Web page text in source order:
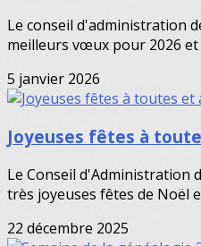
Le conseil d'administration
meilleurs vœux pour 2026 et
5 janvier 2026
Joyeuses fêtes à
Le Conseil d'Administration
très joyeuses fêtes de Noël
22 décembre 2025